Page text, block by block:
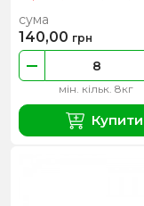
мін. кільк. 8кг
сума
140,00 грн
Купити